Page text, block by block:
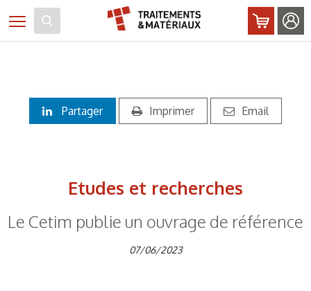
Toggle navigation
Partager Imprimer Email
Etudes et recherches
Le Cetim publie un ouvrage de référence
07/06/2023
Panneau de gestion des cookies